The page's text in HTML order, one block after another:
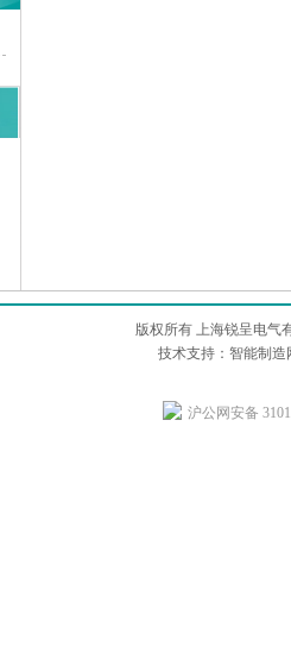
版权所有 上海锐呈电气
技术支持：智能制造
沪公网安备